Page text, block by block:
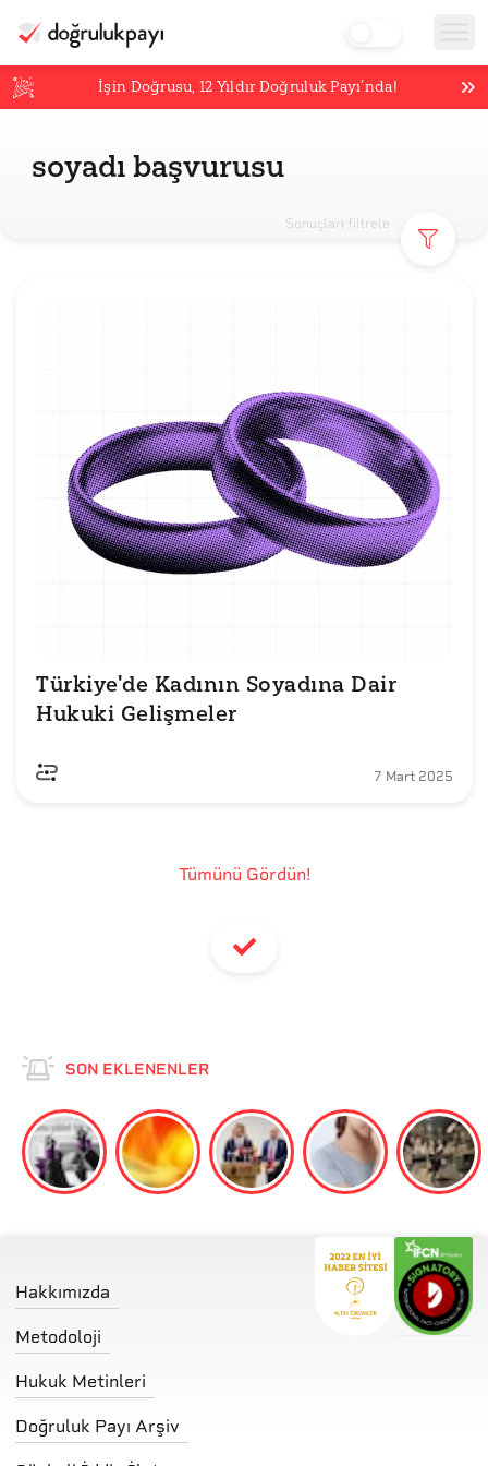
İşin Doğrusu,12 Yıldır Doğruluk Payı’nda!
soyadı başvurusu
Sonuçları filtrele
Türkiye'de Kadının Soyadına Dair
Hukuki Gelişmeler
7 Mart 2025
Tümünü Gördün!
SON EKLENENLER
Hakkımızda
Metodoloji
Hukuk Metinleri
Doğruluk Payı Arşiv